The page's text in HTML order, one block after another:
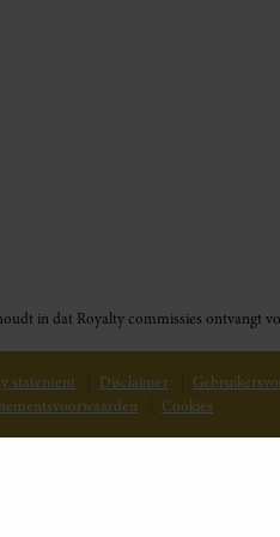
in dat Royalty commissies
statement Disclaimer
Cookies